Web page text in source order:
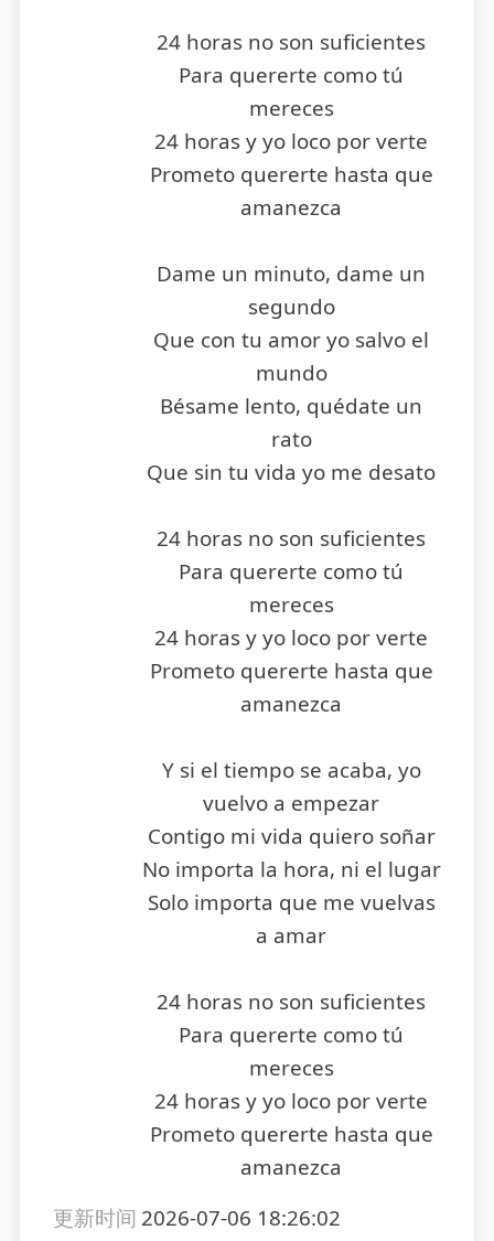
24 horas no son suficientes
Para quererte como tú
mereces
24 horas y yo loco por verte
Prometo quererte hasta que
amanezca
Dame un minuto, dame un
segundo
Que con tu amor yo salvo el
mundo
Bésame lento, quédate un
rato
Que sin tu vida yo me desato
24 horas no son suficientes
Para quererte como tú
mereces
24 horas y yo loco por verte
Prometo quererte hasta que
amanezca
Y si el tiempo se acaba, yo
vuelvo a empezar
Contigo mi vida quiero soñar
No importa la hora, ni el lugar
Solo importa que me vuelvas
a amar
24 horas no son suficientes
Para quererte como tú
mereces
24 horas y yo loco por verte
Prometo quererte hasta que
amanezca
更新时间 2026-07-06 18:26:02